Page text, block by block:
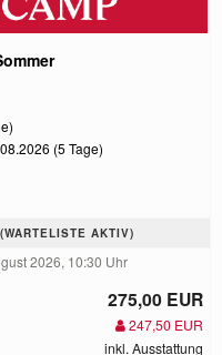
(5 Tage)
AKTIV)
2026, 10:30 Uhr
275,00 EUR
247,50 EUR
inkl. Ausstattung